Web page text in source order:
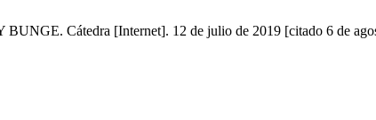
Cátedra [Internet]. 12 de julio de 2019 [citado 6 de